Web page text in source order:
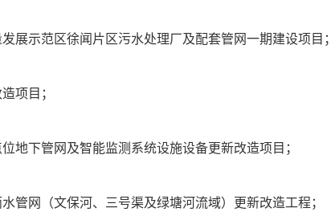
展示范区徐闻片区污水处理厂及配套管网一期建设项目；
项目；
地下管网及智能监测系统设施设备更新改造项目；
管网（文保河、三号渠及绿塘河流域）更新改造工程；